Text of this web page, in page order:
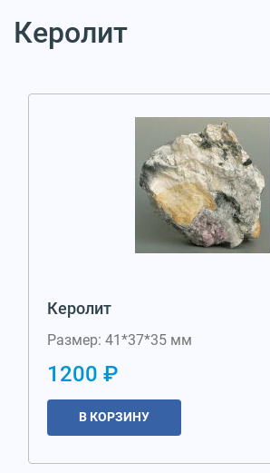
Керолит
Керолит
Размер: 41*37*35 мм
1200 ₽
В КОРЗИНУ